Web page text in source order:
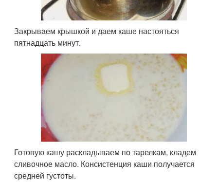
Закрываем крышкой и даем каше настояться
пятнадцать минут.
Готовую кашу раскладываем по тарелкам, кладем
сливочное масло. Консистенция каши получается
средней густоты.